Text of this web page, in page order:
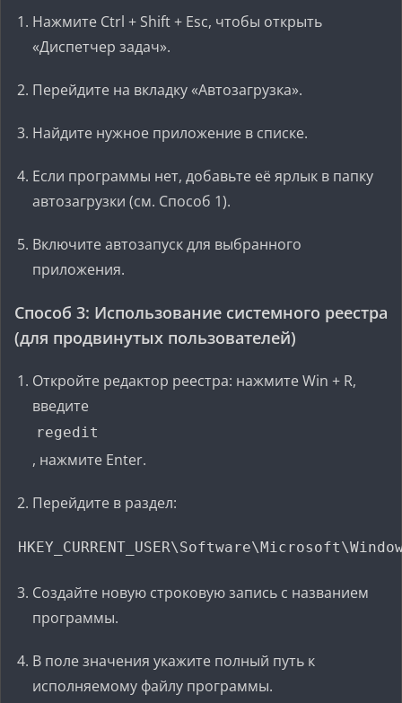
Нажмите Ctrl + Shift + Esc, чтобы открыть
«Диспетчер задач».
Перейдите на вкладку «Автозагрузка».
Найдите нужное приложение в списке.
Если программы нет, добавьте её ярлык в папку
автозагрузки (см. Способ 1).
Включите автозапуск для выбранного
приложения.
Способ 3: Использование системного реестра
(для продвинутых пользователей)
Откройте редактор реестра: нажмите Win + R,
введите
regedit
, нажмите Enter.
Перейдите в раздел:
Создайте новую строковую запись с названием
программы.
В поле значения укажите полный путь к
исполняемому файлу программы.